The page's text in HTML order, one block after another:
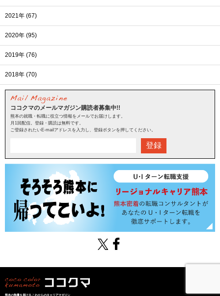
2021年 (67)
2020年 (95)
2019年 (76)
2018年 (70)
ココクマのメールマガジン購読者募集中!!
熊本の就職・転職に役立つ情報をメールでお届けします。
月1回配信。登録・購読は無料です。
ご登録されたいE-mailアドレスを入力し、登録ボタンを押してください。
登録
熊本の熱量を届けるこれからのキャリアマガジン